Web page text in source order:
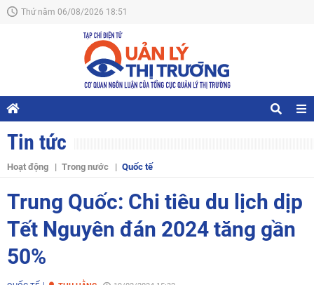
Thứ năm 06/08/2026 18:51
Tin tức
Hoạt động Trong nước Quốc tế
Trung Quốc: Chi tiêu du lịch dịp
Tết Nguyên đán 2024 tăng gần
50%